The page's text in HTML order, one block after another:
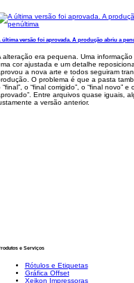
última versão foi aprovada. A produção abriu a
alteração era pequena. Uma informação
cor ajustada e um detalhe
a nova arte e todos seguiram
O problema é que a pasta
“final”, o “final corrigido”, o “final novo” e
Entre arquivos quase iguais,
a versão anterior.
e Serviços
Rótulos e Etiquetas
Gráfica Offset
Xeikon Impressoras